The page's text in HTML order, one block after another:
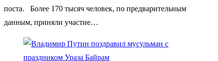
поста. Более 170 тысяч человек, по предварительным
данным, приняли участие…